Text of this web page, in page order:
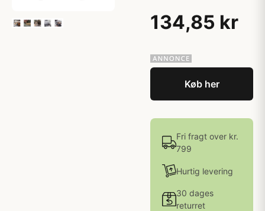
134,85 kr
Køb her
Fri fragt over kr.
799
Hurtig levering
30 dages
returret